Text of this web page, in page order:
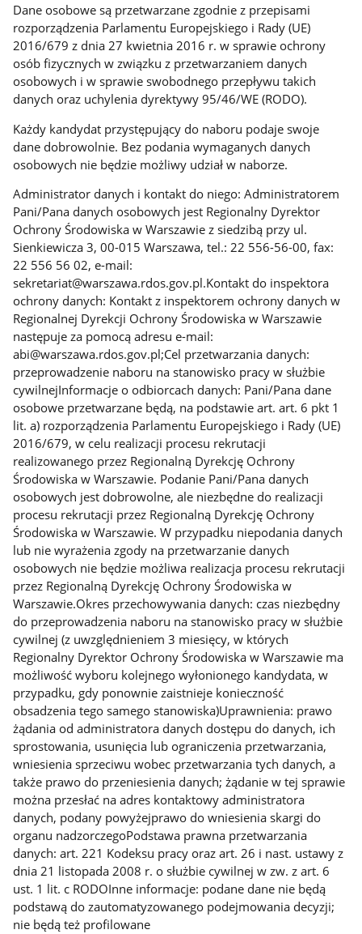
Dane osobowe są przetwarzane zgodnie z przepisami
rozporządzenia Parlamentu Europejskiego i Rady (UE)
2016/679 z dnia 27 kwietnia 2016 r. w sprawie ochrony
osób fizycznych w związku z przetwarzaniem danych
osobowych i w sprawie swobodnego przepływu takich
danych oraz uchylenia dyrektywy 95/46/WE (RODO).
Każdy kandydat przystępujący do naboru podaje swoje
dane dobrowolnie. Bez podania wymaganych danych
osobowych nie będzie możliwy udział w naborze.
Administrator danych i kontakt do niego: Administratorem
Pani/Pana danych osobowych jest Regionalny Dyrektor
Ochrony Środowiska w Warszawie z siedzibą przy ul.
Sienkiewicza 3, 00-015 Warszawa, tel.: 22 556-56-00, fax:
22 556 56 02, e-mail:
sekretariat@warszawa.rdos.gov.pl.Kontakt do inspektora
ochrony danych: Kontakt z inspektorem ochrony danych w
Regionalnej Dyrekcji Ochrony Środowiska w Warszawie
następuje za pomocą adresu e-mail:
abi@warszawa.rdos.gov.pl;Cel przetwarzania danych:
przeprowadzenie naboru na stanowisko pracy w służbie
cywilnejInformacje o odbiorcach danych: Pani/Pana dane
osobowe przetwarzane będą, na podstawie art. art. 6 pkt 1
lit. a) rozporządzenia Parlamentu Europejskiego i Rady (UE)
2016/679, w celu realizacji procesu rekrutacji
realizowanego przez Regionalną Dyrekcję Ochrony
Środowiska w Warszawie. Podanie Pani/Pana danych
osobowych jest dobrowolne, ale niezbędne do realizacji
procesu rekrutacji przez Regionalną Dyrekcję Ochrony
Środowiska w Warszawie. W przypadku niepodania danych
lub nie wyrażenia zgody na przetwarzanie danych
osobowych nie będzie możliwa realizacja procesu rekrutacji
przez Regionalną Dyrekcję Ochrony Środowiska w
Warszawie.Okres przechowywania danych: czas niezbędny
do przeprowadzenia naboru na stanowisko pracy w służbie
cywilnej (z uwzględnieniem 3 miesięcy, w których
Regionalny Dyrektor Ochrony Środowiska w Warszawie ma
możliwość wyboru kolejnego wyłonionego kandydata, w
przypadku, gdy ponownie zaistnieje konieczność
obsadzenia tego samego stanowiska)Uprawnienia: prawo
żądania od administratora danych dostępu do danych, ich
sprostowania, usunięcia lub ograniczenia przetwarzania,
wniesienia sprzeciwu wobec przetwarzania tych danych, a
także prawo do przeniesienia danych; żądanie w tej sprawie
można przesłać na adres kontaktowy administratora
danych, podany powyżejprawo do wniesienia skargi do
organu nadzorczegoPodstawa prawna przetwarzania
danych: art. 221 Kodeksu pracy oraz art. 26 i nast. ustawy z
dnia 21 listopada 2008 r. o służbie cywilnej w zw. z art. 6
ust. 1 lit. c RODOInne informacje: podane dane nie będą
podstawą do zautomatyzowanego podejmowania decyzji;
nie będą też profilowane